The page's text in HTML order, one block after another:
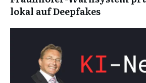
lokal auf Deepfakes